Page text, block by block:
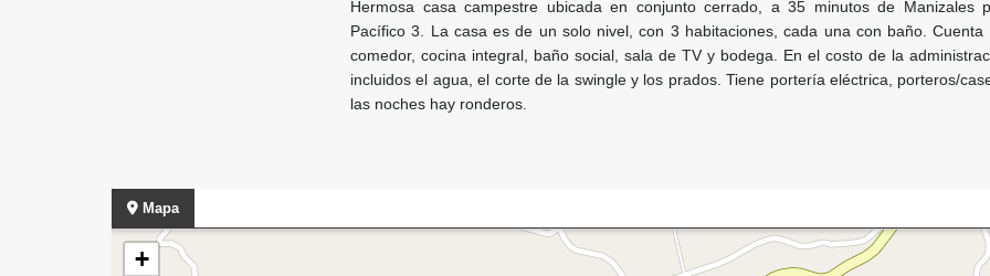
Hermosa casa campestre ubicada en conjunto cerrado, a 35 minutos de Manizales
Pacífico 3. La casa es de un solo nivel, con 3 habitaciones, cada una con baño. Cuenta
comedor, cocina integral, baño social, sala de TV y bodega. En el costo de la
incluidos el agua, el corte de la swingle y los prados. Tiene portería eléctrica, porteros/
las noches hay ronderos.
Mapa
+